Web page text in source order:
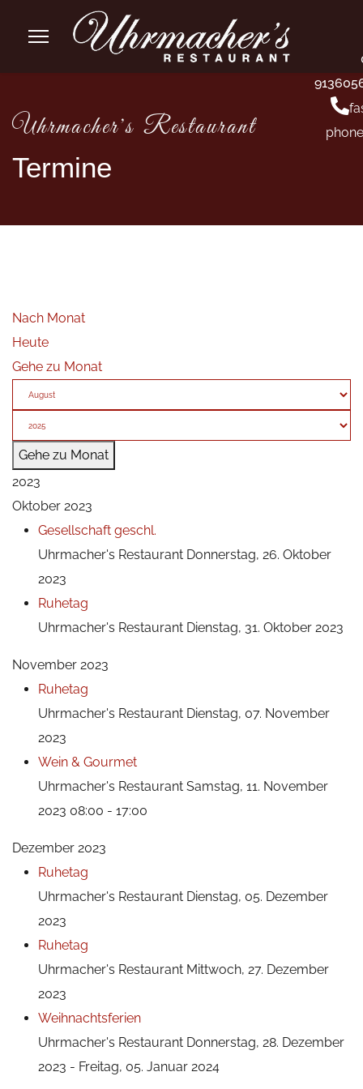
Uhrmacher's Restaurant
Termine
Nach Monat
Heute
Gehe zu Monat
Gehe zu Monat
2023
Oktober 2023
Gesellschaft geschl.
Uhrmacher's Restaurant Donnerstag, 26. Oktober
2023
Ruhetag
Uhrmacher's Restaurant Dienstag, 31. Oktober 2023
November 2023
Ruhetag
Uhrmacher's Restaurant Dienstag, 07. November
2023
Wein & Gourmet
Uhrmacher's Restaurant Samstag, 11. November
2023 08:00 - 17:00
Dezember 2023
Ruhetag
Uhrmacher's Restaurant Dienstag, 05. Dezember
2023
Ruhetag
Uhrmacher's Restaurant Mittwoch, 27. Dezember
2023
Weihnachtsferien
Uhrmacher's Restaurant Donnerstag, 28. Dezember
2023 - Freitag, 05. Januar 2024